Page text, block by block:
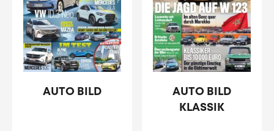
AUTO BILD
AUTO BILD
KLASSIK